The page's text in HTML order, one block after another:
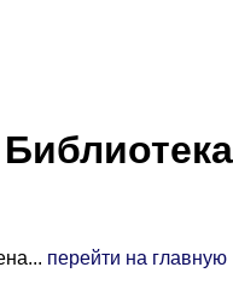
перейти на главную